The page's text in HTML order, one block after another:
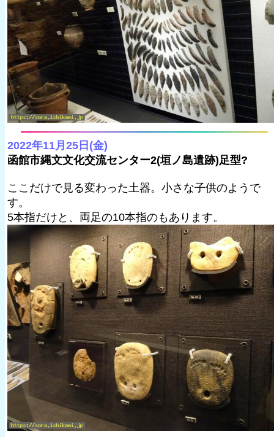
2022年11月25日(金)
函館市縄文文化交流センター2(垣ノ島遺跡)足型?
ここだけで見る変わった土器。小さな子供のようで
す。
5本指だけと、両足の10本指のもあります。